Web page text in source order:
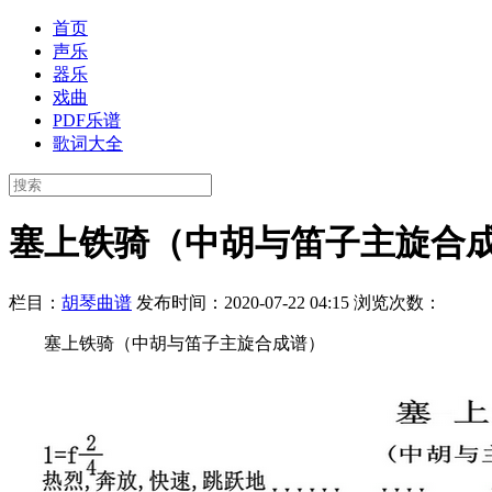
首页
声乐
器乐
戏曲
PDF乐谱
歌词大全
塞上铁骑（中胡与笛子主旋合
栏目： 胡琴曲谱 发布时间：2020-07-22 04:15 浏览次数：
塞上铁骑（中胡与笛子主旋合成谱）